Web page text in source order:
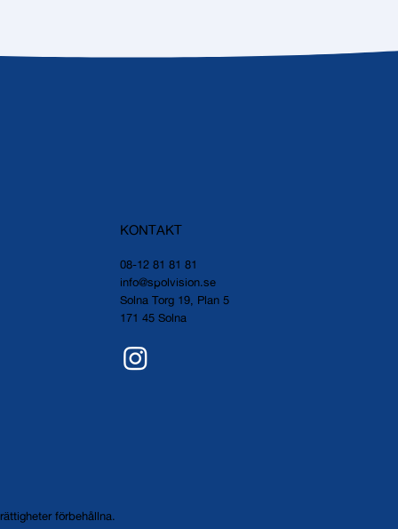
KONTAKT
08-12 81 81 81
info@spolvision.se
Solna Torg 19, Plan 5
171 45 Solna
förbehållna.